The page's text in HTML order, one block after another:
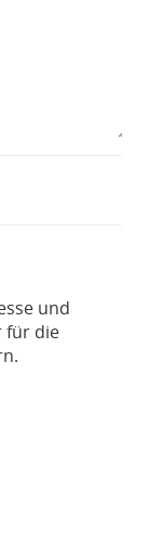
und
für die